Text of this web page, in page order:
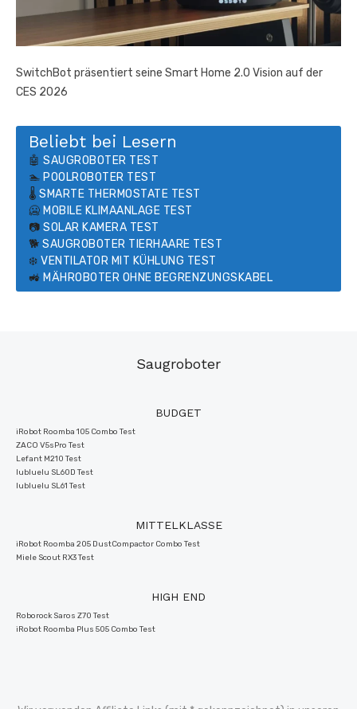
SwitchBot präsentiert seine Smart Home 2.0 Vision auf der
CES 2026
Beliebt bei Lesern
🤖 SAUGROBOTER TEST
🏊 POOLROBOTER TEST
🌡️ SMARTE THERMOSTATE TEST
🥶 MOBILE KLIMAANLAGE TEST
📷 SOLAR KAMERA TEST
🐕 SAUGROBOTER TIERHAARE TEST
❄️ VENTILATOR MIT KÜHLUNG TEST
🚜 MÄHROBOTER OHNE BEGRENZUNGSKABEL
Saugroboter
BUDGET
iRobot Roomba 105 Combo Test
ZACO V5sPro Test
Lefant M210 Test
lubluelu SL60D Test
lubluelu SL61 Test
MITTELKLASSE
iRobot Roomba 205 DustCompactor Combo Test
Miele Scout RX3 Test
HIGH END
Roborock Saros Z70 Test
iRobot Roomba Plus 505 Combo Test